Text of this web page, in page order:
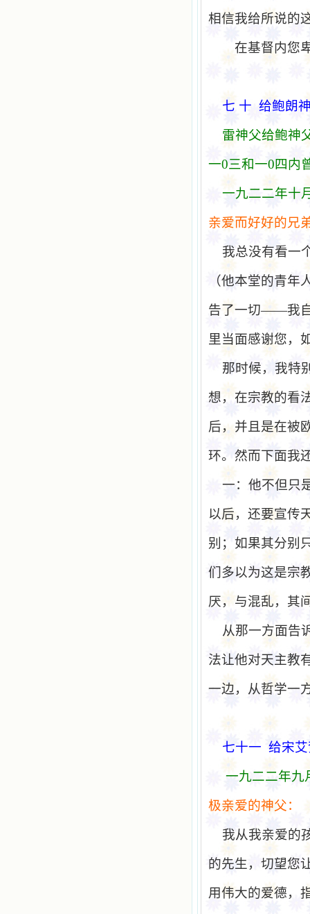
相信我给所说
在基督内您
七 十 给鲍朗
雷神父给鲍神
一0三和一0四内
一九二二年十
亲爱而好好的兄
我总没有看一
（他本堂的青
告了一切——我自
里当面感谢您，
那时候，我特
想，在宗教的看
后，并且是在被
环。然而下面我
一：他不但只
以后，还要宣传
别；如果其分别
们多以为这是宗
厌，与混乱，
从那一方面告
法让他对天主教
一边，从哲学一
七十一 给宋艾
一九二二年九
极亲爱的神父：
我从我亲爱的
的先生，切望您
用伟大的爱德，